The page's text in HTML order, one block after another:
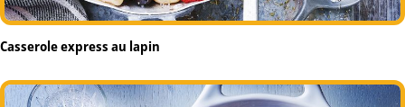
Casserole express au lapin